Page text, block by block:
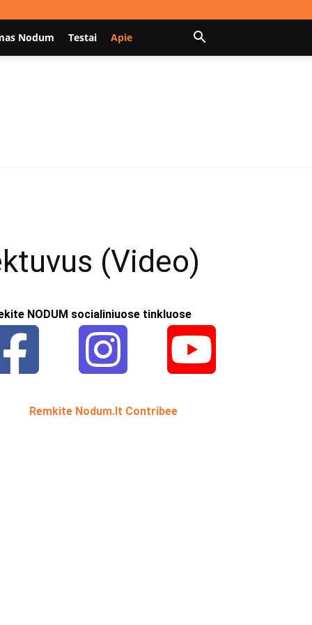
Nodum Testai Apie
(Video)
NODUM socialiniuose tinkluose
Remkite Nodum.lt Contribee